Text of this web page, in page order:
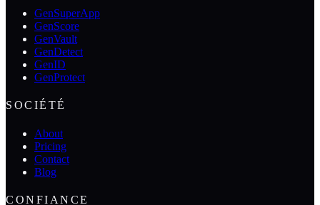
GenSuperApp
GenScore
GenVault
GenDetect
GenID
GenProtect
SOCIÉTÉ
About
Pricing
Contact
Blog
CONFIANCE